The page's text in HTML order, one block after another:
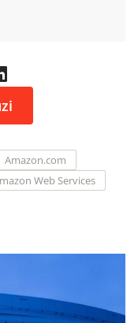
Amazon.com
Web Services